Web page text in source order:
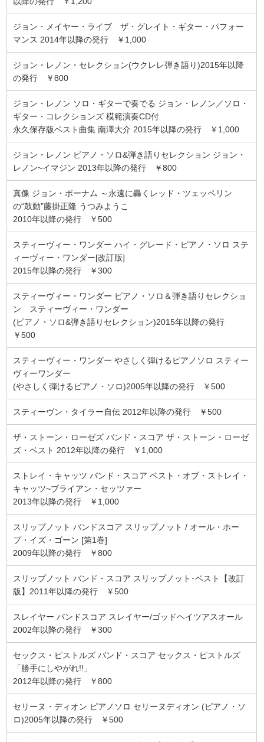
ジョン・メイヤー・ライブ ザ・グレイト・ギター・パフォー
マンス 2014年以降の発行 ￥1,000
ジョン・レノン・セレクション(ウクレレ弾き語り)2015年以降
の発行 ￥800
ジョン・レノン ソロ・ギターで奏でる ジョン・レノン／ソロ・
ギター・コレクションズ 模範演奏CD付
永久保存版ベスト曲集 南澤大介 2015年以降の発行 ￥1,000
ジョン・レノン ピアノ・ソロ&弾き語りセレクション ジョン・
レノン~イマジン 2013年以降の発行 ￥800
真像 ジョン・ボーナム ～永遠に轟くレッド・ツェッペリン
の“鼓動”藤掛正隆 うつみようこ
2010年以降の発行 ￥500
スティーヴィー・ワンダー ハイ・グレード・ピアノ・ソロ ステ
ィーヴィー・ワンダー[改訂版]
2015年以降の発行 ￥300
スティーヴィー・ワンダー ピアノ・ソロ＆弾き語りセレクショ
ン スティーヴィー・ワンダー
(ピアノ・ソロ&弾き語りセレクション)2015年以降の発行
￥500
スティーヴィー・ワンダー やさしく弾けるピアノソロ スティー
ヴィーワンダー
(やさしく弾けるピアノ・ソロ)2005年以降の発行 ￥500
スティーヴン・タイラー自伝 2012年以降の発行 ￥500
ザ・ストーン・ローゼズ バンド・スコア ザ・ストーン・ローゼ
ズ・ベスト 2012年以降の発行 ￥1,000
ストレイ・キャッツ バンド・スコア ベスト・オブ・ストレイ・
キャッツ~ブライアン・セッツァー
2013年以降の発行 ￥1,000
スリップノット バンドスコア スリップノット / オール・ホー
プ・イズ・ゴーン [第1巻]
2009年以降の発行 ￥800
スリップノット バンド・スコア スリップノット･ベスト【改訂
版】2011年以降の発行 ￥500
スレイヤー バンドスコア スレイヤー/ゴッドヘイツアスオール
2002年以降の発行 ￥300
セックス・ピストルズ バンド・スコア セックス・ピストルズ
「勝手にしやがれ!!」
2012年以降の発行 ￥800
セリーヌ・ディオン ピアノソロ セリーヌディオン (ピアノ・ソ
ロ)2005年以降の発行 ￥500